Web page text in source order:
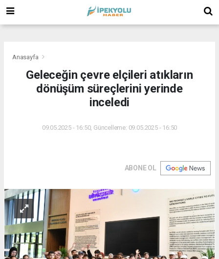
Anasayfa
Geleceğin çevre elçileri atıkların
dönüşüm süreçlerini yerinde
inceledi
09.05.2025 - 16:50, Güncelleme: 09.05.2025 - 16:50
ABONE OL